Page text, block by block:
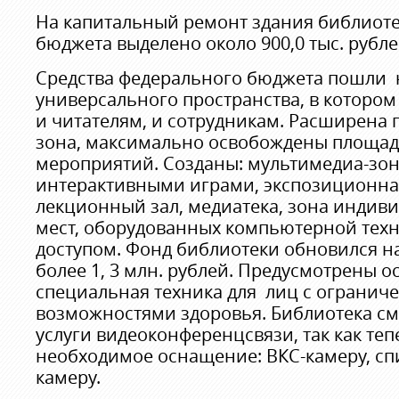
На капитальный ремонт здания
бюджета выделено около 900,0 тыс.
Средства федерального бюджета
универсального пространства, в
и читателям, и сотрудникам. Расширена
зона, максимально освобождены
мероприятий. Созданы: мультимедиа-
интерактивными играми,
лекционный зал, медиатека, зона
мест, оборудованных компьютерной
доступом. Фонд библиотеки обновился
более 1, 3 млн. рублей. Предусмотрены
специальная техника для лиц с
возможностями здоровья. Библиотека
услуги видеоконференцсвязи, так как
необходимое оснащение: ВКС-камеру,
камеру.